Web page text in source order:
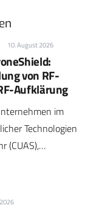
10. August 2026
von RF-
Aufklärung
im
Technologien
(CUAS),…